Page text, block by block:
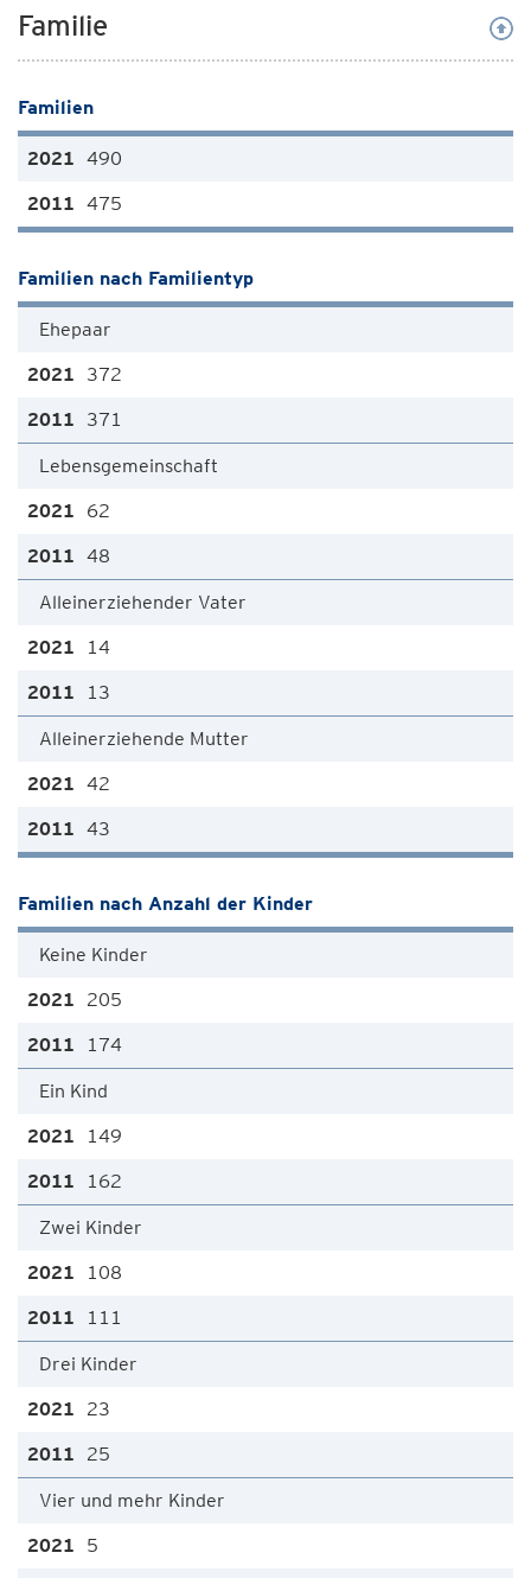
Familie
Familien
490
475
Familien nach Familientyp
Ehepaar
372
371
Lebensgemeinschaft
62
48
Alleinerziehender Vater
14
13
Alleinerziehende Mutter
42
43
Familien nach Anzahl der Kinder
Keine Kinder
205
174
Ein Kind
149
162
Zwei Kinder
108
111
Drei Kinder
23
25
Vier und mehr Kinder
5